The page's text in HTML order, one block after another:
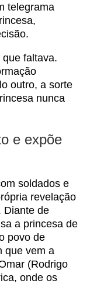
telegrama
faltava.
outro, a sorte
nunca
e expõe
soldados e
revelação
Diante de
a princesa de
povo de
que vem a
(Rodrigo
onde os